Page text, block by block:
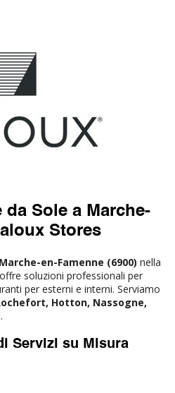
da Sole a Marche-
Stores
Marche-en-Famenne (6900) nella
soluzioni professionali per
per esterni e interni. Serviamo
Hotton, Nassogne,
Servizi su Misura